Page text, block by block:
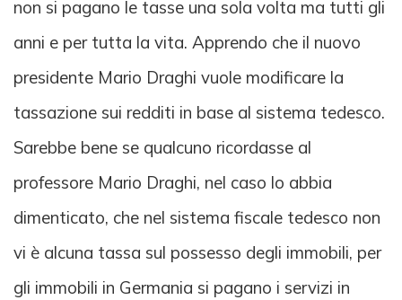
non si pagano le tasse una sola volta ma tutti gli
anni e per tutta la vita. Apprendo che il nuovo
presidente Mario Draghi vuole modificare la
tassazione sui redditi in base al sistema tedesco.
Sarebbe bene se qualcuno ricordasse al
professore Mario Draghi, nel caso lo abbia
dimenticato, che nel sistema fiscale tedesco non
vi è alcuna tassa sul possesso degli immobili, per
gli immobili in Germania si pagano i servizi in